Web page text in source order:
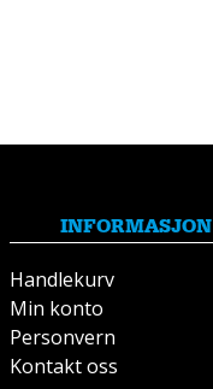
INFORMASJON
Handlekurv
Min konto
Personvern
Kontakt oss